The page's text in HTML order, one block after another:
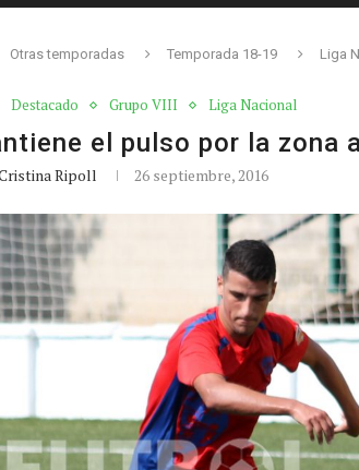
Otras temporadas Temporada 18-19 Liga
Destacado Grupo VIII Liga Nacional
el pulso por la zona
Ripoll 26 septiembre, 2016